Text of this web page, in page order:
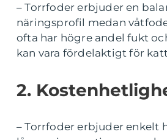
– Torrfoder erbjuder en
näringsprofil medan
ofta har högre andel fukt
kan vara fördelaktigt för
2.
– Torrfoder erbjuder enkelt